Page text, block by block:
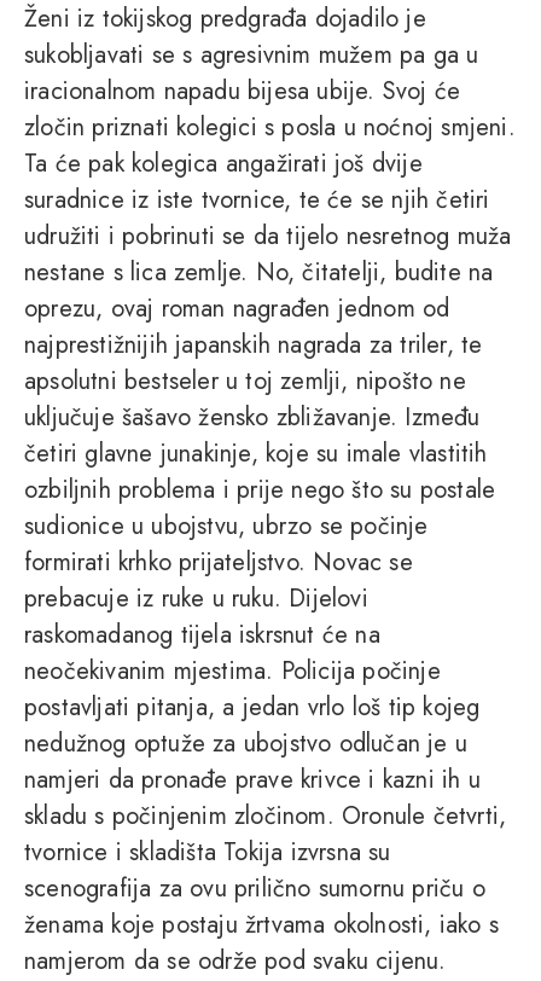
Ženi iz tokijskog predgrađa dojadilo je
sukobljavati se s agresivnim mužem pa ga u
iracionalnom napadu bijesa ubije. Svoj će
zločin priznati kolegici s posla u noćnoj smjeni.
Ta će pak kolegica angažirati još dvije
suradnice iz iste tvornice, te će se njih četiri
udružiti i pobrinuti se da tijelo nesretnog muža
nestane s lica zemlje. No, čitatelji, budite na
oprezu, ovaj roman nagrađen jednom od
najprestižnijih japanskih nagrada za triler, te
apsolutni bestseler u toj zemlji, nipošto ne
uključuje šašavo žensko zbližavanje. Između
četiri glavne junakinje, koje su imale vlastitih
ozbiljnih problema i prije nego što su postale
sudionice u ubojstvu, ubrzo se počinje
formirati krhko prijateljstvo. Novac se
prebacuje iz ruke u ruku. Dijelovi
raskomadanog tijela iskrsnut će na
neočekivanim mjestima. Policija počinje
postavljati pitanja, a jedan vrlo loš tip kojeg
nedužnog optuže za ubojstvo odlučan je u
namjeri da pronađe prave krivce i kazni ih u
skladu s počinjenim zločinom. Oronule četvrti,
tvornice i skladišta Tokija izvrsna su
scenografija za ovu prilično sumornu priču o
ženama koje postaju žrtvama okolnosti, iako s
namjerom da se održe pod svaku cijenu.